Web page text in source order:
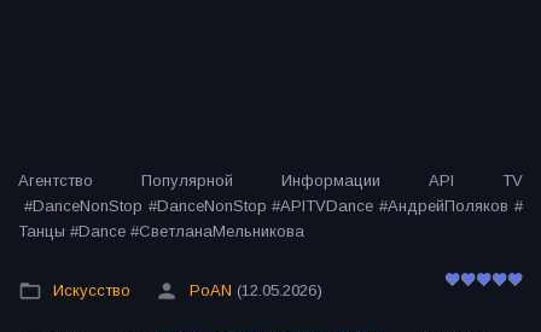
Агентство Популярной Информации API TV
#DanceNonStop #DanceNonStop #APITVDance #АндрейПоляков #
Танцы #Dance #СветланаМельникова
Искусство PoAN (12.05.2026)